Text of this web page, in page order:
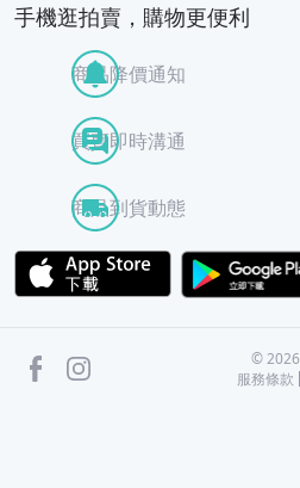
手機逛拍賣，購物更便利
商品降價通知
買賣即時溝通
商品到貨動態
APP Store
facebook ©2026
服務條款